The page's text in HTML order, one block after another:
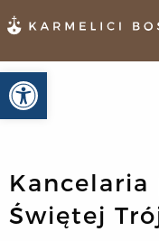
Otwórz pasek narzędzi
Świętej